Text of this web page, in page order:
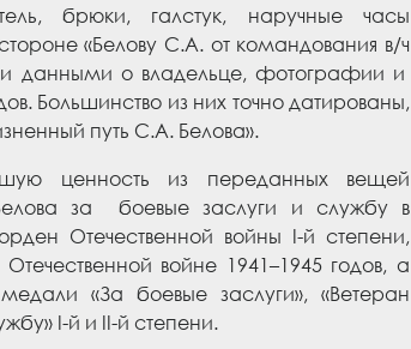
брюки, галстук, наручные часы
«Белову С.А. от командования в/ч
данными о владельце, фотографии и
Большинство из них точно датированы,
путь С.А. Белова».
ценность из переданных вещей
за боевые заслуги и службу в
Отечественной войны I-й степени,
войне 1941–1945 годов, а
«За боевые заслуги», «Ветеран
I-й и II-й степени.